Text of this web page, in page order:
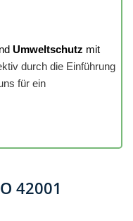
Umweltschutz mit
durch die Einführung
für ein
42001